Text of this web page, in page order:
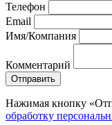
Телефон
Email
Имя/Компания
Комментарий
Отправить
Нажимая кнопку
обработку